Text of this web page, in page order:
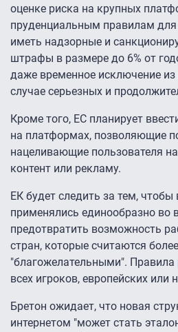
оценке риска на крупных
пруденциальным правилам для
иметь надзорные и
штрафы в размере до 6% от
даже временное исключение из
случае серьезных и
Кроме того, ЕС планирует
на платформах, позволяющие
нацеливающие пользователя
контент или рекламу.
ЕК будет следить за тем, чтобы
применялись единообразно во
предотвратить возможность
стран, которые считаются более
"благожелательными". Правила
всех игроков, европейских или
Бретон ожидает, что новая
интернетом "может стать